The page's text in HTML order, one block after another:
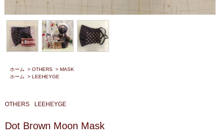
ホーム > OTHERS > MASK
ホーム
> LEEHEYGE
OTHERS LEEHEYGE
Dot Brown Moon Mask